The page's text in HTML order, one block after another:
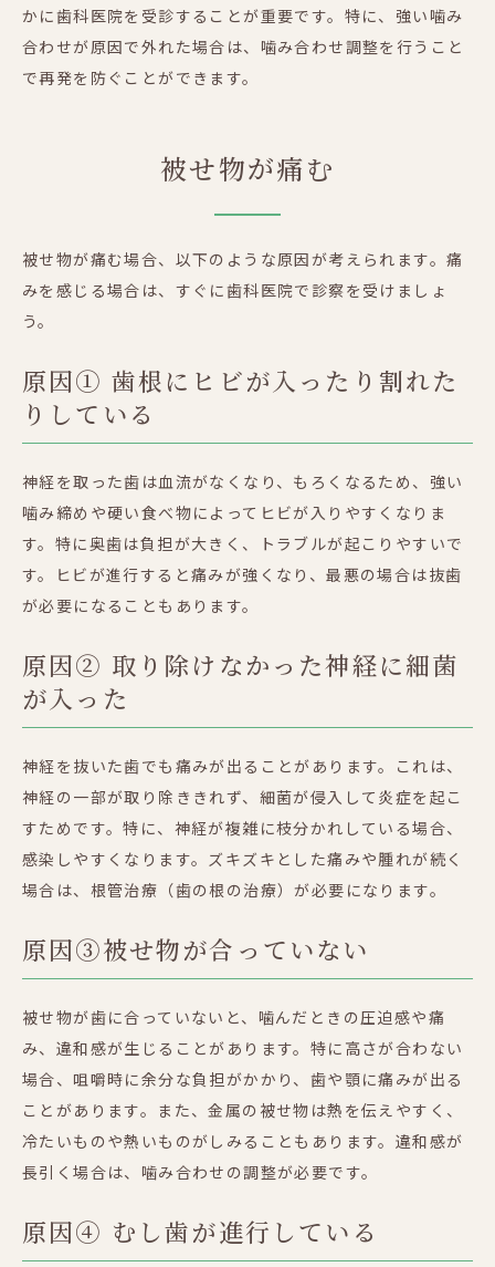
かに歯科医院を受診することが重要です。特に、強い噛み
合わせが原因で外れた場合は、噛み合わせ調整を行うこと
で再発を防ぐことができます。
被せ物が痛む
被せ物が痛む場合、以下のような原因が考えられます。痛
みを感じる場合は、すぐに歯科医院で診察を受けましょ
う。
原因① 歯根にヒビが入ったり割れた
りしている
神経を取った歯は血流がなくなり、もろくなるため、強い
噛み締めや硬い食べ物によってヒビが入りやすくなりま
す。特に奥歯は負担が大きく、トラブルが起こりやすいで
す。ヒビが進行すると痛みが強くなり、最悪の場合は抜歯
が必要になることもあります。
原因② 取り除けなかった神経に細菌
が入った
神経を抜いた歯でも痛みが出ることがあります。これは、
神経の一部が取り除ききれず、細菌が侵入して炎症を起こ
すためです。特に、神経が複雑に枝分かれしている場合、
感染しやすくなります。ズキズキとした痛みや腫れが続く
場合は、根管治療（歯の根の治療）が必要になります。
原因③被せ物が合っていない
被せ物が歯に合っていないと、噛んだときの圧迫感や痛
み、違和感が生じることがあります。特に高さが合わない
場合、咀嚼時に余分な負担がかかり、歯や顎に痛みが出る
ことがあります。また、金属の被せ物は熱を伝えやすく、
冷たいものや熱いものがしみることもあります。違和感が
長引く場合は、噛み合わせの調整が必要です。
原因④ むし歯が進行している